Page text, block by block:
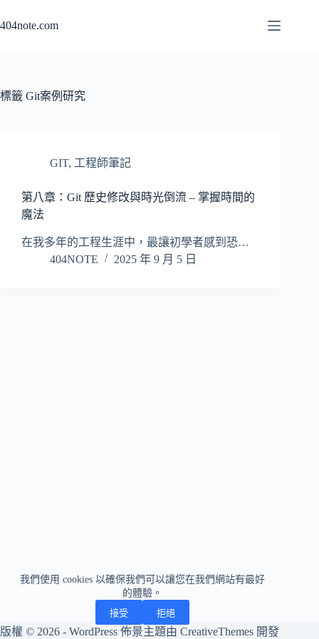
至
容
我們使用 cookies 以確保我們可以讓您在我們網站有最好
的體驗。
接受 拒絕
404note.com
標籤 Git案例研究
GIT, 工程師筆記
第八章：Git 歷史修改與時光倒流 – 掌握時間的
魔法
在我多年的工程生涯中，最讓初學者感到恐…
404NOTE
2025 年 9 月 5 日
版權 © 2026 - WordPress 佈景主題由 CreativeThemes 開發